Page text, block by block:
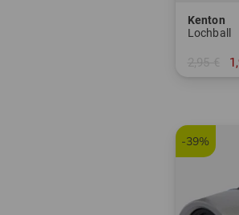
Kenton
Lochball
2,95 €
-39%